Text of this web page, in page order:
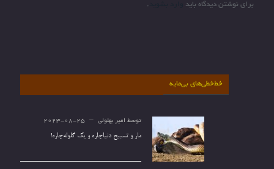
برای نوشتن دیدگاه باید .
خط‌خطی‌های بی‌مایه
توسط امیر بهلولی 2023-08-25
مار و تسبیح دنیاچاره و یک گلوله‌چاره!